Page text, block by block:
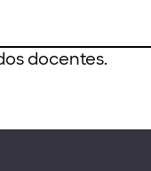
docentes.